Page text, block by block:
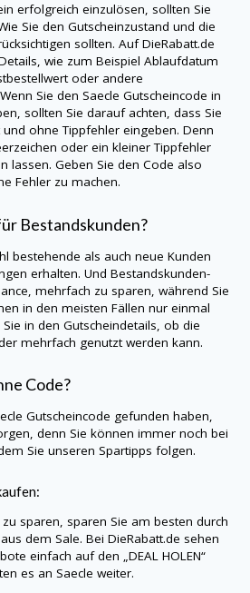
erfolgreich einzulösen, sollten Sie
Sie den Gutscheinzustand und die
sollten. AufDieRabatt.de
wie zum Beispiel Ablaufdatum
oder andere
Sie den Saecle Gutscheincode in
sollten Sie darauf achten, dass Sie
ohne Tippfehler eingeben. Denn
oder ein kleiner Tippfehler
lassen. Geben Sie den Code also
Fehler zu machen.
Bestandskunden?
bestehende als auch neue Kunden
erhalten. Und Bestandskunden-
mehrfach zu sparen, während Sie
in den meisten Fällen nur einmal
in den Gutscheindetails, ob die
mehrfach genutzt werden kann.
Code?
Gutscheincode gefunden haben,
denn Sie können immer noch bei
Sie unseren Spartipps folgen.
sparen, sparen Sie am besten durch
dem Sale. Bei DieRabatt.de sehen
einfach auf den „DEAL HOLEN“
es an Saecle weiter.